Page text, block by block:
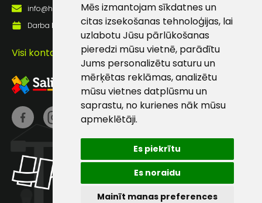
Mēs izmantojam sīkdatnes un
citas izsekošanas tehnoloģijas, lai
uzlabotu Jūsu pārlūkošanas
pieredzi mūsu vietnē, parādītu
Jums personalizētu saturu un
mērķētas reklāmas, analizētu
mūsu vietnes datplūsmu un
saprastu, no kurienes nāk mūsu
apmeklētāji.
Es piekrītu
Es noraidu
Mainīt manas preferences
info@hards.lv
Darba laiks: Darbadienās: 8:00 - 17:00
Visi kontakti
Klientu
atbalsts
Darbdienās:
8:00 – 17:00
186
info@hards.lv